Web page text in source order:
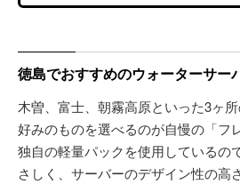
徳島でおすすめのウォーターサー
木曽、富士、朝霧高原といった3ヶ
好みのものを選べるのが自慢の「フ
独自の軽量パックを使用しているの
さしく、サーバーのデザイン性の高